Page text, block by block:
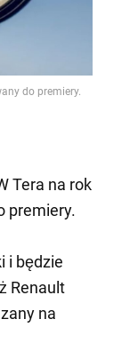
do premiery.
Tera na rok
premiery.
i będzie
Renault
na